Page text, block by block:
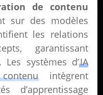
de contenu
sur des modèles
les relations
garantissant
systèmes d’IA
intègrent
d’apprentissage